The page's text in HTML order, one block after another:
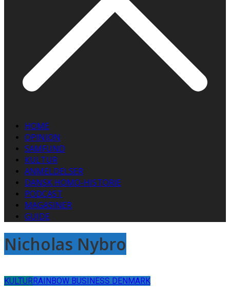
HOME
OPINION
SAMFUND
KULTUR
ANMELDELSER
DANSK HOMO-HISTORIE
PODCAST
MAGASINER
GUIDE
Nicholas Nybro
KULTURRAINBOW BUSINESS DENMARK